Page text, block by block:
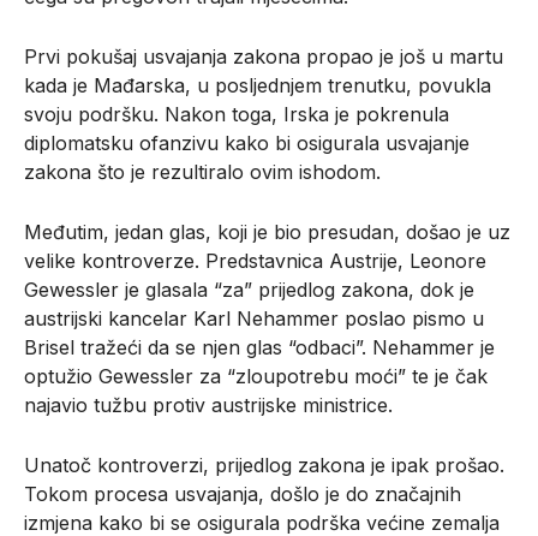
Prvi pokušaj usvajanja zakona propao je još u martu
kada je Mađarska, u posljednjem trenutku, povukla
svoju podršku. Nakon toga, Irska je pokrenula
diplomatsku ofanzivu kako bi osigurala usvajanje
zakona što je rezultiralo ovim ishodom.
Međutim, jedan glas, koji je bio presudan, došao je uz
velike kontroverze. Predstavnica Austrije, Leonore
Gewessler je glasala “za” prijedlog zakona, dok je
austrijski kancelar Karl Nehammer poslao pismo u
Brisel tražeći da se njen glas “odbaci”. Nehammer je
optužio Gewessler za “zloupotrebu moći” te je čak
najavio tužbu protiv austrijske ministrice.
Unatoč kontroverzi, prijedlog zakona je ipak prošao.
Tokom procesa usvajanja, došlo je do značajnih
izmjena kako bi se osigurala podrška većine zemalja